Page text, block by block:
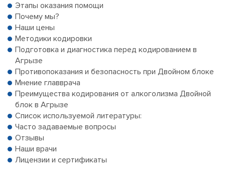
Этапы оказания помощи
Почему мы?
Наши цены
Методики кодировки
Подготовка и диагностика перед кодированием в
Агрызе
Противопоказания и безопасность при Двойном блоке
Мнение главврача
Преимущества кодирования от алкоголизма Двойной
блок в Агрызе
Список используемой литературы:
Часто задаваемые вопросы
Отзывы
Наши врачи
Лицензии и сертификаты